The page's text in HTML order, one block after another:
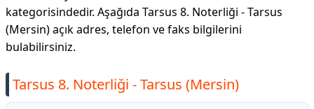
kategorisindedir. Aşağıda Tarsus 8. Noterliği - Tarsus
(Mersin) açık adres, telefon ve faks bilgilerini
bulabilirsiniz.
Tarsus 8. Noterliği - Tarsus (Mersin)